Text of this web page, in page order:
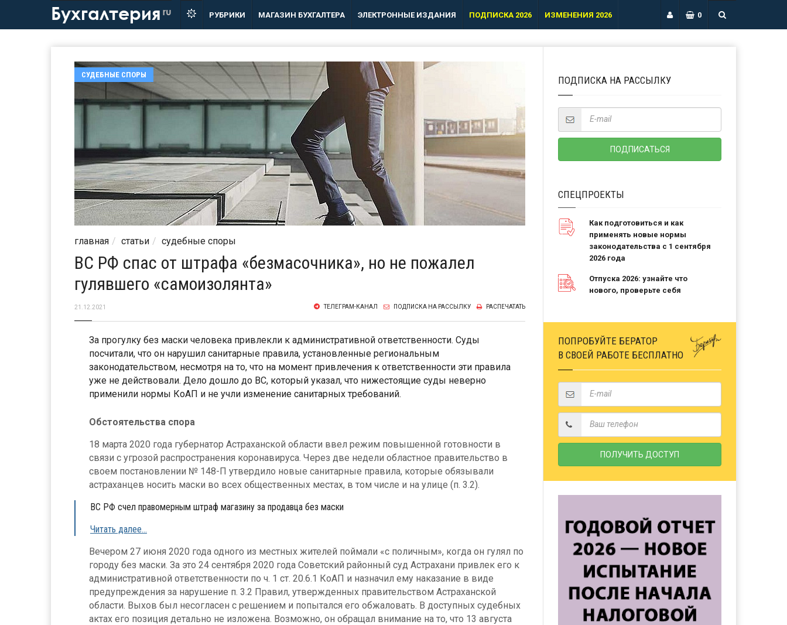
Бухгалтерия ru РУБРИКИ МАГАЗИН БУХГАЛТЕРА ЭЛЕКТРОННЫЕ ИЗДАНИЯ ПОДПИСКА 2026 ИЗМЕНЕНИЯ 2026 0
СУДЕБНЫЕ СПОРЫ
главная статьи судебные споры
ВС РФ спас от штрафа «безмасочника», но не пожалел
гулявшего «самоизолянта»
21.12.2021 РАСПЕЧАТАТЬ
ПОДПИСКА НА РАССЫЛКУ
ТЕЛЕГРАМ-КАНАЛ
За прогулку без маски человека привлекли к административной ответственности. Суды
посчитали, что он нарушил санитарные правила, установленные региональным
законодательством, несмотря на то, что на момент привлечения к ответственности эти правила
уже не действовали. Дело дошло до ВС, который указал, что нижестоящие суды неверно
применили нормы КоАП и не учли изменение санитарных требований.
Обстоятельства спора
18 марта 2020 года губернатор Астраханской области ввел режим повышенной готовности в
связи с угрозой распространения коронавируса. Через две недели областное правительство в
своем постановлении № 148-П утвердило новые санитарные правила, которые обязывали
астраханцев носить маски во всех общественных местах, в том числе и на улице (п. 3.2).
ВС РФ счел правомерным штраф магазину за продавца без маски
Читать далее…
Вечером 27 июня 2020 года одного из местных жителей поймали «с поличным», когда он гулял по
городу без маски. За это 24 сентября 2020 года Советский районный суд Астрахани привлек его к
административной ответственности по ч. 1 ст. 20.6.1 КоАП и назначил ему наказание в виде
предупреждения за нарушение п. 3.2 Правил, утвержденных правительством Астраханской
области. Выхов был несогласен с решением и попытался его обжаловать. В доступных судебных
актах его позиция детально не изложена. Возможно, он обращал внимание на то, что 13 августа
ПОДПИСКА НА РАССЫЛКУ
СПЕЦПРОЕКТЫ
Как подготовиться и как
применять новые нормы
законодательства с 1 сентября
2026 года
Отпуска 2026: узнайте что
нового, проверьте себя
ПОПРОБУЙТЕ БЕРАТОР
В СВОЕЙ РАБОТЕ БЕСПЛАТНО